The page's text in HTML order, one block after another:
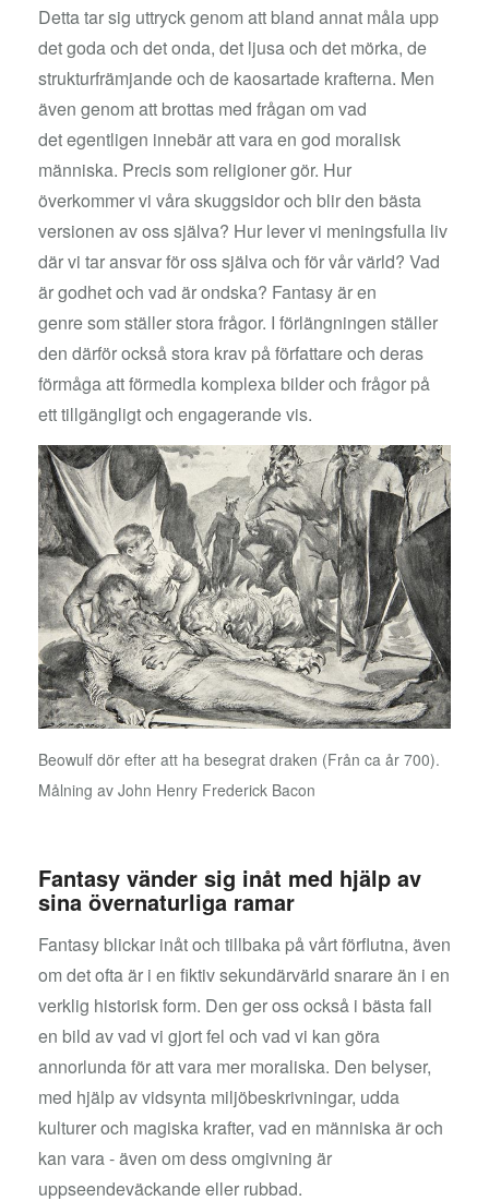
Detta tar sig uttryck genom att bland annat måla upp
det goda och det onda, det ljusa och det mörka, de
strukturfrämjande och de kaosartade krafterna. Men
även genom att brottas med frågan om vad
det egentligen innebär att vara en god moralisk
människa. Precis som religioner gör. Hur
överkommer vi våra skuggsidor och blir den bästa
versionen av oss själva? Hur lever vi meningsfulla liv
där vi tar ansvar för oss själva och för vår värld? Vad
är godhet och vad är ondska? Fantasy är en
genre som ställer stora frågor. I förlängningen ställer
den därför också stora krav på författare och deras
förmåga att förmedla komplexa bilder och frågor på
ett tillgängligt och engagerande vis.
Beowulf dör efter att ha besegrat draken (Från ca år 700).
Målning av John Henry Frederick Bacon
Fantasy vänder sig inåt med hjälp av
sina övernaturliga ramar
Fantasy blickar inåt och tillbaka på vårt förflutna, även
om det ofta är i en fiktiv sekundärvärld snarare än i en
verklig historisk form. Den ger oss också i bästa fall
en bild av vad vi gjort fel och vad vi kan göra
annorlunda för att vara mer moraliska. Den belyser,
med hjälp av vidsynta miljöbeskrivningar, udda
kulturer och magiska krafter, vad en människa är och
kan vara - även om dess omgivning är
uppseendeväckande eller rubbad.